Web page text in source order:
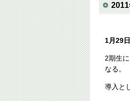
2011
1月29
2期生
なる。
導入と